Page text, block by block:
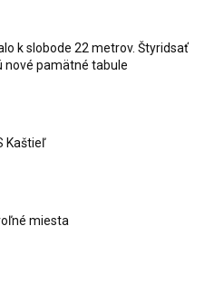
k slobode 22 metrov. Štyridsať
nové pamätné tabule
Kaštieľ
miesta